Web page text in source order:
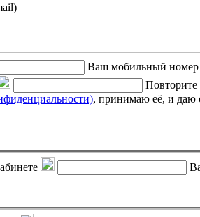
Ваш мобильный номер
, принимаю её, и даю своё согласие на обработку своих персональных данных (фамилии, имени,